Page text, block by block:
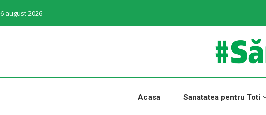
6 august 2026
Acasa Sanatatea pentru Toti